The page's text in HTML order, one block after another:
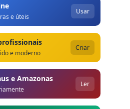
e úteis
Usar
e moderno
Criar
e Amazonas
Ler